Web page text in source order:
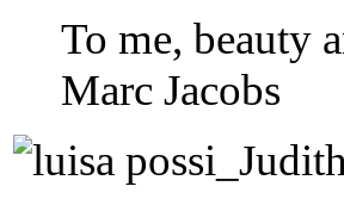
To me, beauty
Marc Jacobs